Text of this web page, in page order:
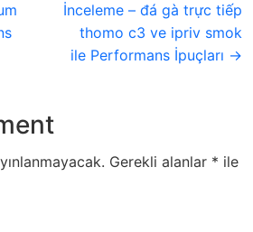
İnceleme – đá gà trực tiếp
thomo c3 ve ipriv smok
ile Performans İpuçları →
Gerekli alanlar * ile